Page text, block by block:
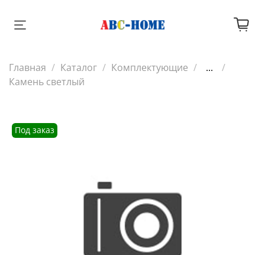
Главная Каталог Комплектующие
...
Камень светлый
Под заказ